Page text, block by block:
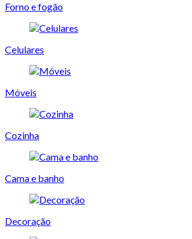
Forno e fogão
Celulares
Móveis
Cozinha
Cama e banho
Decoração